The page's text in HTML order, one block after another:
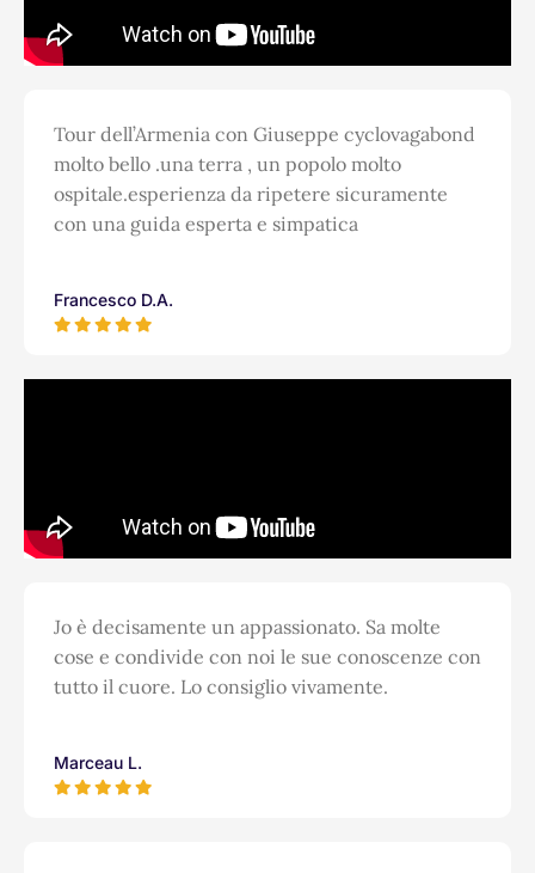
Tour dell’Armenia con Giuseppe cyclovagabond
molto bello .una terra , un popolo molto
ospitale.esperienza da ripetere sicuramente
con una guida esperta e simpatica
Francesco D.A.
Jo è decisamente un appassionato. Sa molte
cose e condivide con noi le sue conoscenze con
tutto il cuore. Lo consiglio vivamente.
Marceau L.